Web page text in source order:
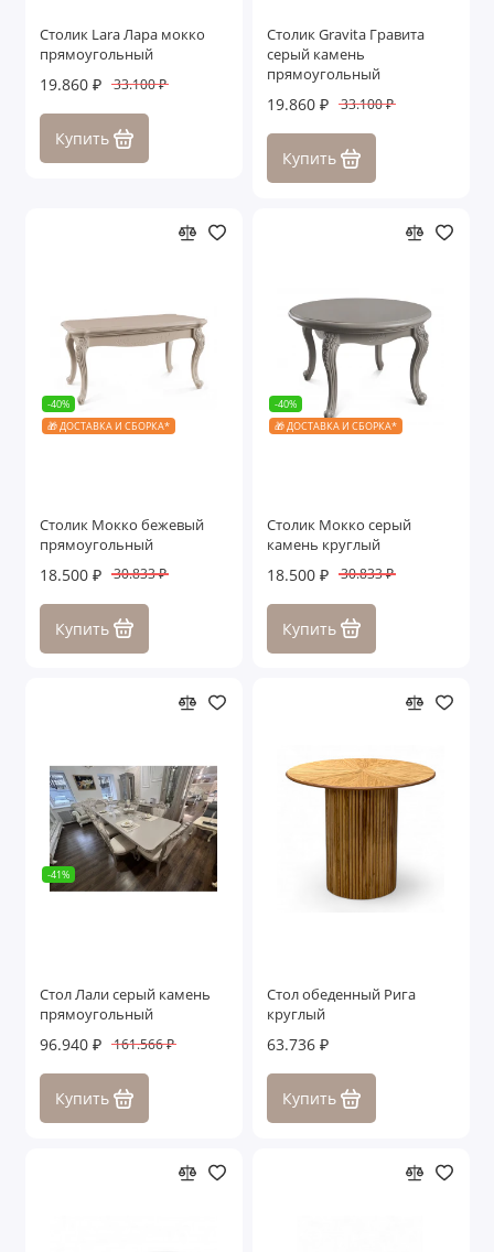
Столик Lara Лара мокко
прямоугольный
19.860 ₽ 33.100 ₽
Купить
Столик Gravita Гравита
серый камень
прямоугольный
19.860 ₽ 33.100 ₽
Купить
-40%
🎁 ДОСТАВКА И СБОРКА*
Столик Мокко бежевый
прямоугольный
18.500 ₽ 30.833 ₽
Купить
-40%
🎁 ДОСТАВКА И СБОРКА*
Столик Мокко серый
камень круглый
18.500 ₽ 30.833 ₽
Купить
-41%
Стол Лали серый камень
прямоугольный
96.940 ₽ 161.566 ₽
Купить
Стол обеденный Рига
круглый
63.736 ₽
Купить